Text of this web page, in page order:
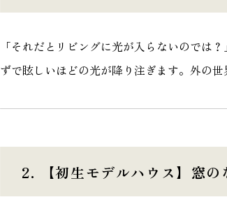
「それだとリビングに光が入らないのでは
ずで眩しいほどの光が降り注ぎます。外の
2. 【初生モデルハウス】窓